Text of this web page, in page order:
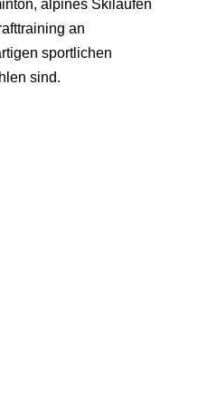
alpines Skilaufen
an
sportlichen
sind.